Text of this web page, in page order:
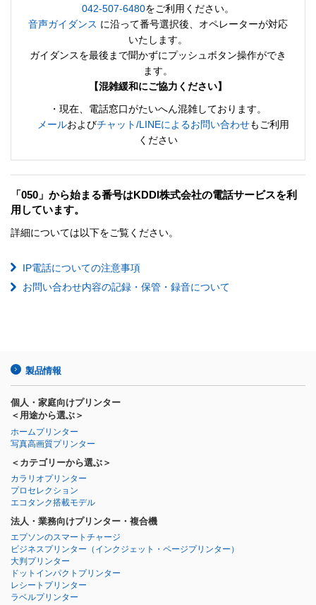
042-507-6480をご利用ください。
音声ガイダンス に沿って番号選択後、オペレーターが対応
いたします。
ガイダンスを最後まで聞かずにプッシュボタン操作ができ
ます。
【混雑緩和にご協力ください】
・現在、電話窓口がたいへん混雑しております。
メールおよびチャット/LINEによるお問い合わせもご利用
ください
「050」から始まる番号はKDDI株式会社の電話サービスを利
用しています。
詳細については以下をご覧ください。
IP電話についての注意事項
お問い合わせ内容の記録・保管・録音について
製品情報
個人・家庭向けプリンター
＜用途から選ぶ＞
ホームプリンター
写真高画質プリンター
＜カテゴリーから選ぶ＞
カラリオプリンター
プロセレクション
エコタンク搭載モデル
法人・業務向けプリンター・複合機
エプソンのスマートチャージ
ビジネスプリンター （インクジェット・ページプリンター）
大判プリンター
ドットインパクトプリンター
レシートプリンター
ラベルプリンター